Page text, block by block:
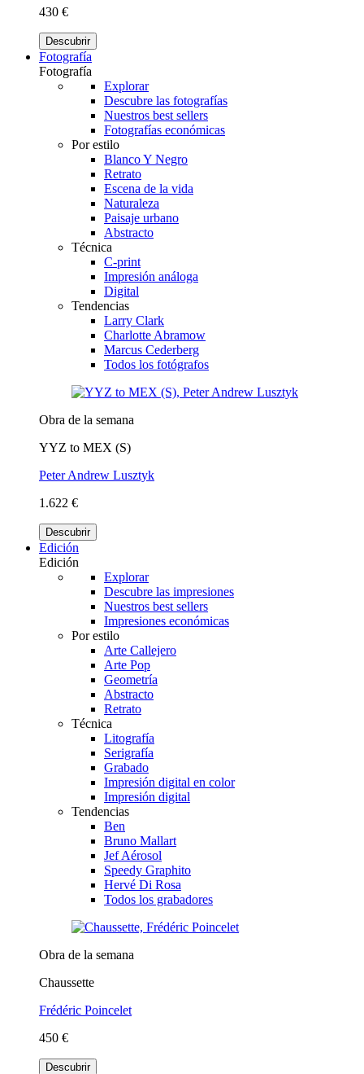
430 €
Descubrir
Fotografía
Fotografía
Explorar
Descubre las fotografías
Nuestros best sellers
Fotografías económicas
Por estilo
Blanco Y Negro
Retrato
Escena de la vida
Naturaleza
Paisaje urbano
Abstracto
Técnica
C-print
Impresión análoga
Digital
Tendencias
Larry Clark
Charlotte Abramow
Marcus Cederberg
Todos los fotógrafos
Obra de la semana
YYZ to MEX (S)
Peter Andrew Lusztyk
1.622 €
Descubrir
Edición
Edición
Explorar
Descubre las impresiones
Nuestros best sellers
Impresiones económicas
Por estilo
Arte Callejero
Arte Pop
Geometría
Abstracto
Retrato
Técnica
Litografía
Serigrafía
Grabado
Impresión digital en color
Impresión digital
Tendencias
Ben
Bruno Mallart
Jef Aérosol
Speedy Graphito
Hervé Di Rosa
Todos los grabadores
Obra de la semana
Chaussette
Frédéric Poincelet
450 €
Descubrir